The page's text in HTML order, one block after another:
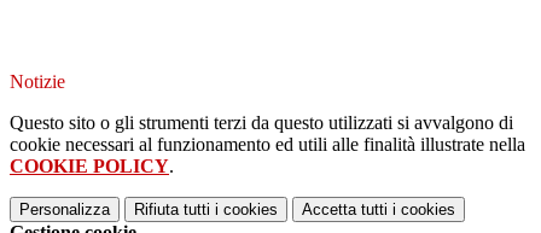
Notizie
Questo sito o gli strumenti terzi da questo utilizzati si avvalgono di
cookie necessari al funzionamento ed utili alle finalità illustrate nella
COOKIE POLICY.
Personalizza Rifiuta tutti i cookies Accetta tutti i cookies